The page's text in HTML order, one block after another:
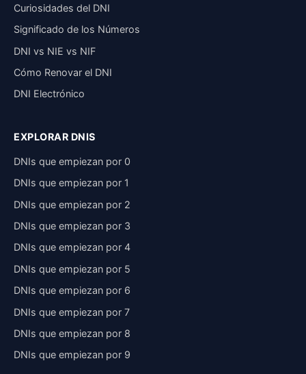
Curiosidades del DNI
Significado de los Números
DNI vs NIE vs NIF
Cómo Renovar el DNI
DNI Electrónico
EXPLORAR DNIS
DNIs que empiezan por 0
DNIs que empiezan por 1
DNIs que empiezan por 2
DNIs que empiezan por 3
DNIs que empiezan por 4
DNIs que empiezan por 5
DNIs que empiezan por 6
DNIs que empiezan por 7
DNIs que empiezan por 8
DNIs que empiezan por 9